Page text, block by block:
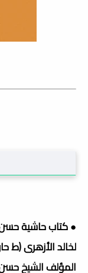
● كتاب حاشية حسن
لخالد الأزهرى (ط
المؤلف الشيخ